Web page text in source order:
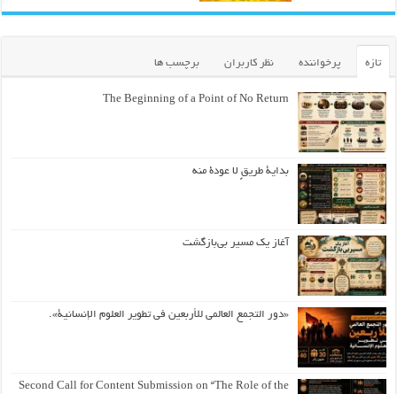
تازه پرخواننده نظر کاربران برچسب ها
The Beginning of a Point of No Return
بداية طريقٍ لا عودة منه
آغاز یک مسیر بی‌بازگشت
«دور التجمع العالمي للأربعين في تطوير العلوم الإنسانية».
Second Call for Content Submission on “The Role of the